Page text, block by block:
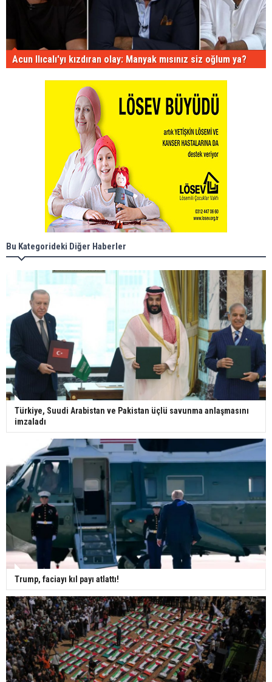
Acun Ilıcalı'yı kızdıran olay: Manyak mısınız siz oğlum ya?
Bu Kategorideki Diğer Haberler
Türkiye, Suudi Arabistan ve Pakistan üçlü savunma anlaşmasını
imzaladı
Trump, faciayı kıl payı atlattı!